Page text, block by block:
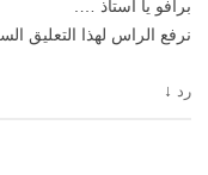
برافو يا استاذ ….
نرفع الراس لهذا التعليق
رد ↓